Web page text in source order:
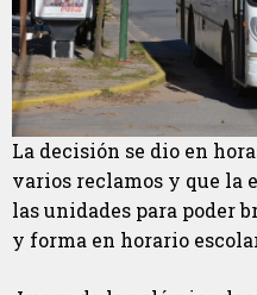
La decisión se dio en
varios reclamos y que la
las unidades para poder
y forma en horario